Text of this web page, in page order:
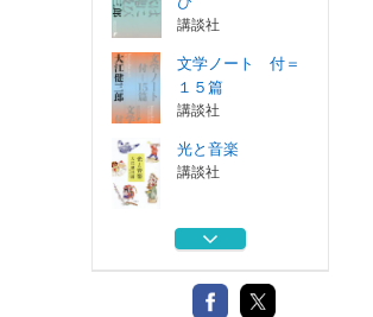
講談社
文学ノート 付＝
１５篇
講談社
光と音楽
講談社
文学者とは何か